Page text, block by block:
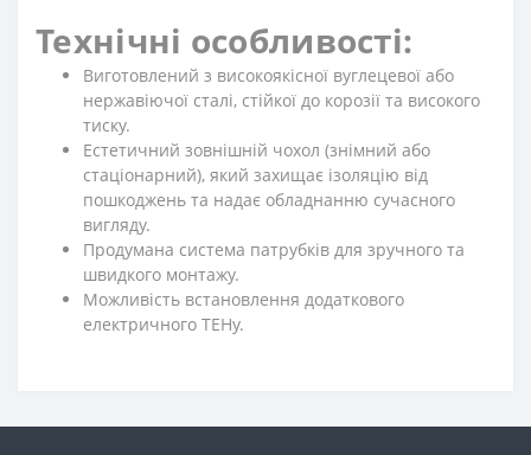
Технічні особливості:
Виготовлений з високоякісної вуглецевої або
нержавіючої сталі, стійкої до корозії та високого
тиску.
Естетичний зовнішній чохол (знімний або
стаціонарний), який захищає ізоляцію від
пошкоджень та надає обладнанню сучасного
вигляду.
Продумана система патрубків для зручного та
швидкого монтажу.
Можливість встановлення додаткового
електричного ТЕНу.